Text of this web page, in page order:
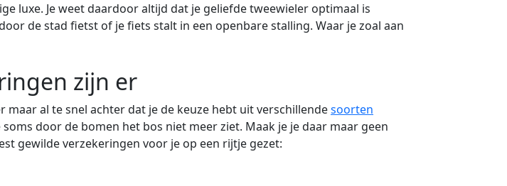
luxe. Je weet daardoor altijd dat je geliefde tweewieler optimaal is
de stad fietst of je fiets stalt in een openbare stalling. Waar je zoal aan
zijn er
al te snel achter dat je de keuze hebt uit verschillendesoorten
door de bomen het bos niet meer ziet. Maak je je daar maar geen
gewilde verzekeringen voor je op een rijtje gezet: